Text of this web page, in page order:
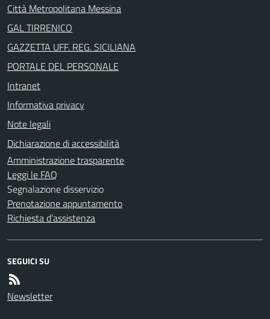
Città Metropolitana Messina
GAL TIRRENICO
GAZZETTA UFF. REG. SICILIANA
PORTALE DEL PERSONALE
Intranet
Informativa privacy
Note legali
Dichiarazione di accessibilità
Amministrazione trasparente
Leggi le FAQ
Segnalazione disservizio
Prenotazione appuntamento
Richiesta d'assistenza
SEGUICI SU
Newsletter